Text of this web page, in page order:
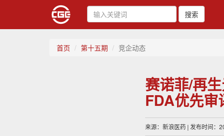
搜索
首页 第十五期 竞企动态
赛诺菲/再
FDA优先审
来源：新浪医药 | 发布时间：